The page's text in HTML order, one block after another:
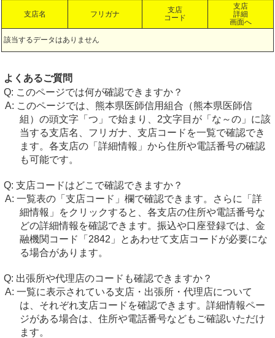
支店名 フリガナ
支店
コード
支店
詳細
画面へ
該当するデータはありません
よくあるご質問
このページでは何が確認できますか？
このページでは、熊本県医師信用組合（熊本県医師信
組）の頭文字「つ」で始まり、2文字目が「な～の」に該
当する支店名、フリガナ、支店コードを一覧で確認でき
ます。各支店の「詳細情報」から住所や電話番号の確認
も可能です。
支店コードはどこで確認できますか？
一覧表の「支店コード」欄で確認できます。さらに「詳
細情報」をクリックすると、各支店の住所や電話番号な
どの詳細情報を確認できます。振込や口座登録では、金
融機関コード「2842」とあわせて支店コードが必要にな
る場合があります。
出張所や代理店のコードも確認できますか？
一覧に表示されている支店・出張所・代理店について
は、それぞれ支店コードを確認できます。詳細情報ペー
ジがある場合は、住所や電話番号などもご確認いただけ
ます。